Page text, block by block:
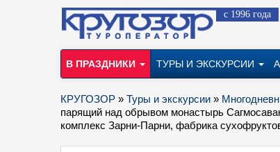
с 1996 года
В ПРАЗДНИКИ ТУРЫ И ЭКСКУРСИИ
КРУГОЗОР » Туры и экскурсии »
парящий над обрывом монастырь
комплекс Зарни-Парни, фабрика